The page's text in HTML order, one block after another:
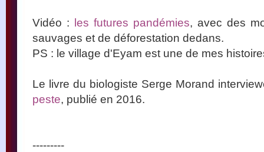
Vidéo : les futures pandémies, avec des
sauvages et de déforestation dedans.
PS : le village d'Eyam est une de mes
Le livre du biologiste Serge Morand
peste, publié en 2016.
---------